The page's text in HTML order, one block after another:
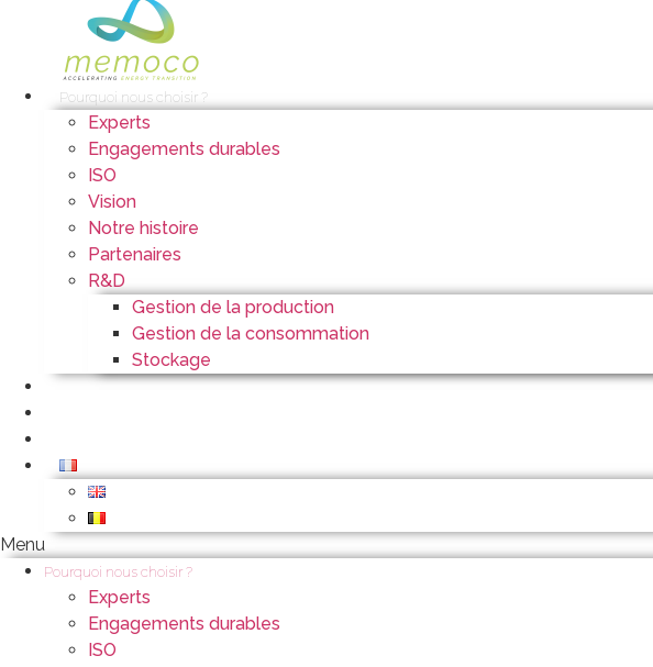
Pourquoi nous choisir ?
Experts
Engagements durables
ISO
Vision
Notre histoire
Partenaires
R&D
Gestion de la production
Gestion de la consommation
Stockage
Menu
Pourquoi nous choisir ?
Experts
Engagements durables
ISO